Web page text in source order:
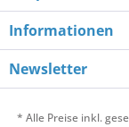
Informationen
Newsletter
* Alle Preise inkl.